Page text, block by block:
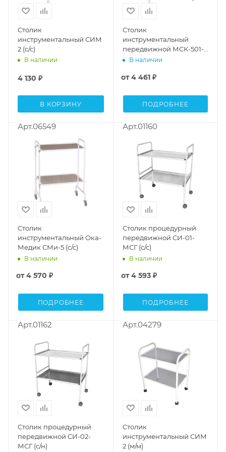
Столик
инструментальный СИМ
2 (с/с)
В наличии
4 130 ₽
В КОРЗИНУ
Столик
инструментальный
передвижной МСК-501-
01М (с/с)
В наличии
от4 461 ₽
ПОДРОБНЕЕ
Арт.06549
Столик
инструментальный Ока-
Медик СМи-5 (с/с)
В наличии
от4 570 ₽
ПОДРОБНЕЕ
Арт.01160
Столик процедурный
передвижной СИ-01-
МСГ (с/с)
В наличии
от4 593 ₽
ПОДРОБНЕЕ
Арт.01162
Столик процедурный
передвижной СИ-02-
МСГ (с/н)
Арт.04279
Столик
инструментальный СИМ
2 (м/м)